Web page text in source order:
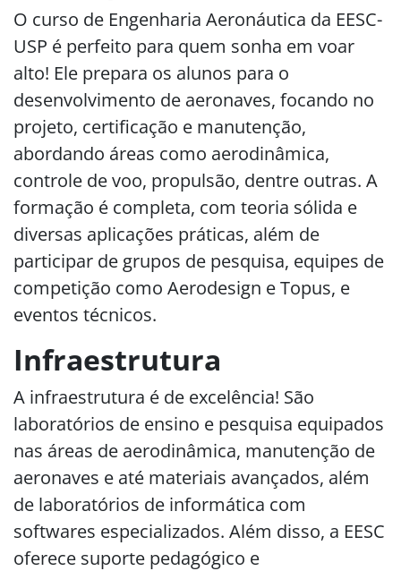
O curso de Engenharia Aeronáutica da EESC-
USP é perfeito para quem sonha em voar
alto! Ele prepara os alunos para o
desenvolvimento de aeronaves, focando no
projeto, certificação e manutenção,
abordando áreas como aerodinâmica,
controle de voo, propulsão, dentre outras. A
formação é completa, com teoria sólida e
diversas aplicações práticas, além de
participar de grupos de pesquisa, equipes de
competição como Aerodesign e Topus, e
eventos técnicos.
Infraestrutura
A infraestrutura é de excelência! São
laboratórios de ensino e pesquisa equipados
nas áreas de aerodinâmica, manutenção de
aeronaves e até materiais avançados, além
de laboratórios de informática com
softwares especializados. Além disso, a EESC
oferece suporte pedagógico e